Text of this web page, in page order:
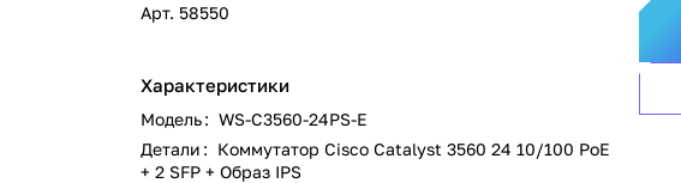
Арт. 58550
Характеристики
Модель: WS-C3560-24PS-E
Детали: Коммутатор Cisco Catalyst 3560 24 10/100 PoE
+ 2 SFP + Образ IPS